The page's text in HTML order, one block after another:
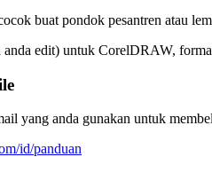
buat pondok pesantren atau
anda edit) untuk CorelDRAW,
yang anda gunakan untuk
id/panduan